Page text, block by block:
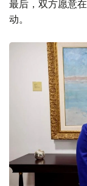
最后，双方愿意
动。